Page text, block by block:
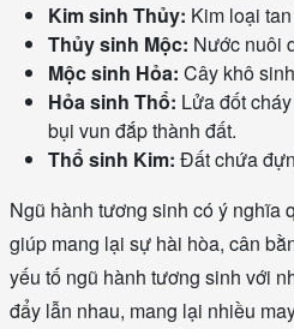
Kim sinh Thủy: Kim loại
Thủy sinh Mộc: Nước nuôi
Mộc sinh Hỏa: Cây khô
Hỏa sinh Thổ: Lửa đốt
bụi vun đắp thành đất.
Thổ sinh Kim: Đất chứa
Ngũ hành tương sinh có ý nghĩa
giúp mang lại sự hài hòa, cân
yếu tố ngũ hành tương sinh với
đẩy lẫn nhau, mang lại nhiều